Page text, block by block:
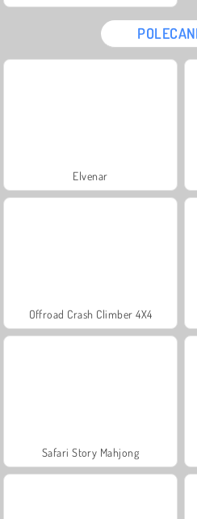
Elvenar
Offroad Crash Climber 4X4
Safari Story Mahjong